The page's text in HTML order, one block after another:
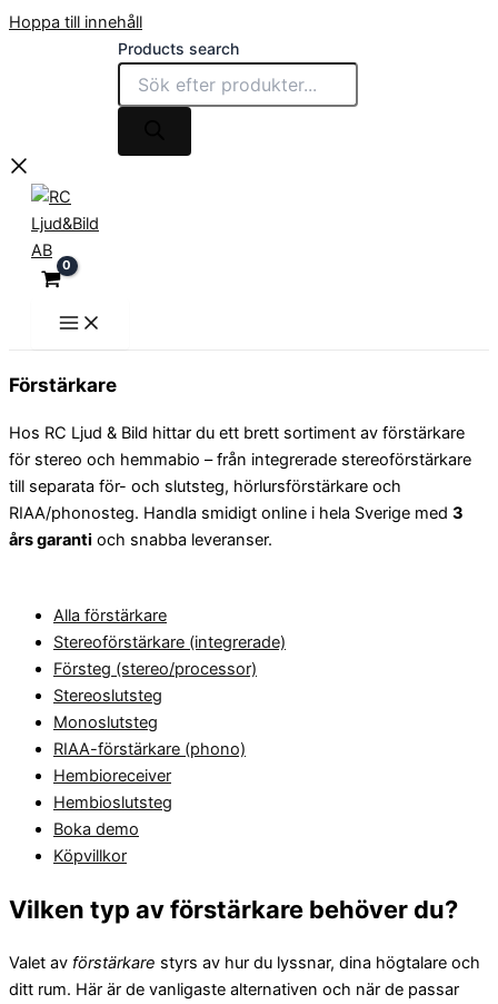
Hoppa till innehåll
Products search
Förstärkare
Hos RC Ljud & Bild hittar du ett brett sortiment av förstärkare
för stereo och hemmabio – från integrerade stereoförstärkare
till separata för- och slutsteg, hörlursförstärkare och
RIAA/phonosteg. Handla smidigt online i hela Sverige med 3
års garanti och snabba leveranser.
Alla förstärkare
Stereoförstärkare (integrerade)
Försteg (stereo/processor)
Stereoslutsteg
Monoslutsteg
RIAA-förstärkare (phono)
Hembioreceiver
Hembioslutsteg
Boka demo
Köpvillkor
Vilken typ av förstärkare behöver du?
Valet av förstärkare styrs av hur du lyssnar, dina högtalare och
ditt rum. Här är de vanligaste alternativen och när de passar